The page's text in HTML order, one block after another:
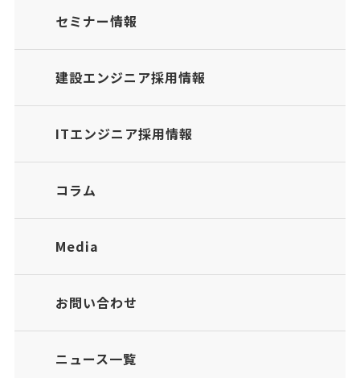
セミナー情報
建設エンジニア採用情報
ITエンジニア採用情報
コラム
Media
お問い合わせ
ニュース一覧